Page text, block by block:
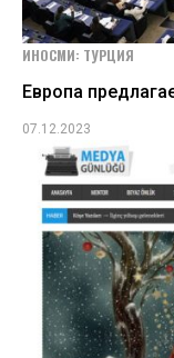
ИНОСМИ: ТУРЦИЯ
Европа
07.12.2023